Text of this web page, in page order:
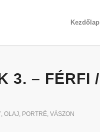
Kezdőlap
3. – FÉRFI /
, OLAJ, PORTRÉ, VÁSZON